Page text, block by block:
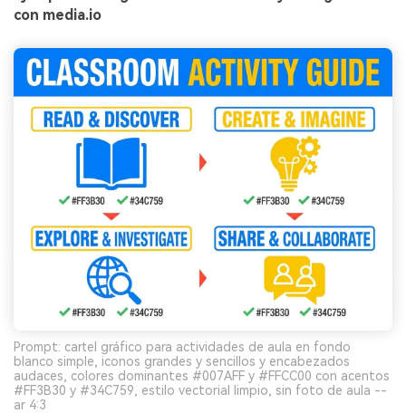
con media.io
Prompt: cartel gráfico para actividades de aula en fondo
blanco simple, iconos grandes y sencillos y encabezados
audaces, colores dominantes #007AFF y #FFCC00 con acentos
#FF3B30 y #34C759, estilo vectorial limpio, sin foto de aula --
ar 4:3